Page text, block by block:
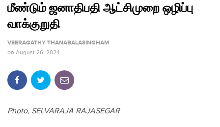
மீண்டும் ஜனாதிபதி ஆட்சிமுறை ஒழிப்பு
வாக்குறுதி
VEERAGATHY THANABALASINGHAM
on August 26, 2024
Photo, SELVARAJA RAJASEGAR